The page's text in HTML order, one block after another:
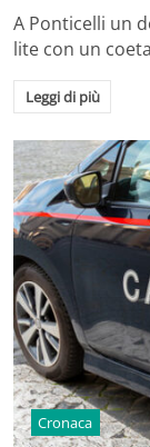
A Ponticelli un
lite con un
Leggi di più
Cronaca